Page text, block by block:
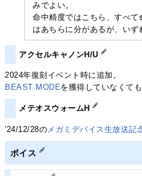
みでよい。
命中精度ではこちら、すべ
はあちらに分があるが、いず
アクセルキャノンH/U
2024年復刻イベント時に追加。
BEAST MODEを獲得していなくて
メテオスウォームH
'24/12/28の メガミデバイス生放送記
ボイス